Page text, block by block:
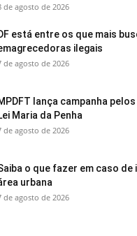
de agosto de 2026
está entre os que mais
ilegais
de agosto de 2026
lança campanha
Maria da Penha
de agosto de 2026
o que fazer em caso de
urbana
de agosto de 2026